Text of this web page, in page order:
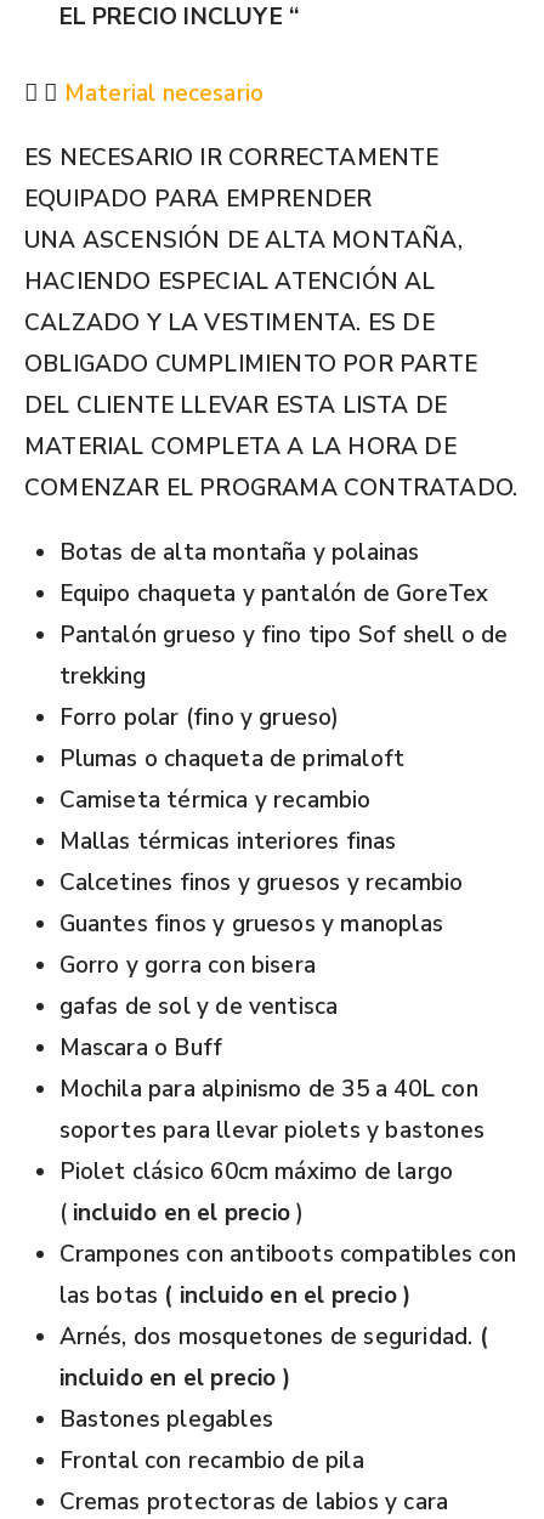
EL PRECIO INCLUYE “
Material necesario
ES NECESARIO IR CORRECTAMENTE
EQUIPADO PARA EMPRENDER
UNA ASCENSIÓN DE ALTA MONTAÑA,
HACIENDO ESPECIAL ATENCIÓN AL
CALZADO Y LA VESTIMENTA. ES DE
OBLIGADO CUMPLIMIENTO POR PARTE
DEL CLIENTE LLEVAR ESTA LISTA DE
MATERIAL COMPLETA A LA HORA DE
COMENZAR EL PROGRAMA CONTRATADO.
Botas de alta montaña y polainas
Equipo chaqueta y pantalón de GoreTex
Pantalón grueso y fino tipo Sof shell o de
trekking
Forro polar (fino y grueso)
Plumas o chaqueta de primaloft
Camiseta térmica y recambio
Mallas térmicas interiores finas
Calcetines finos y gruesos y recambio
Guantes finos y gruesos y manoplas
Gorro y gorra con bisera
gafas de sol y de ventisca
Mascara o Buff
Mochila para alpinismo de 35 a 40L con
soportes para llevar piolets y bastones
Piolet clásico 60cm máximo de largo
( incluido en el precio)
Crampones con antiboots compatibles con
las botas ( incluido en el precio )
Arnés, dos mosquetones de seguridad. (
incluido en el precio )
Bastones plegables
Frontal con recambio de pila
Cremas protectoras de labios y cara